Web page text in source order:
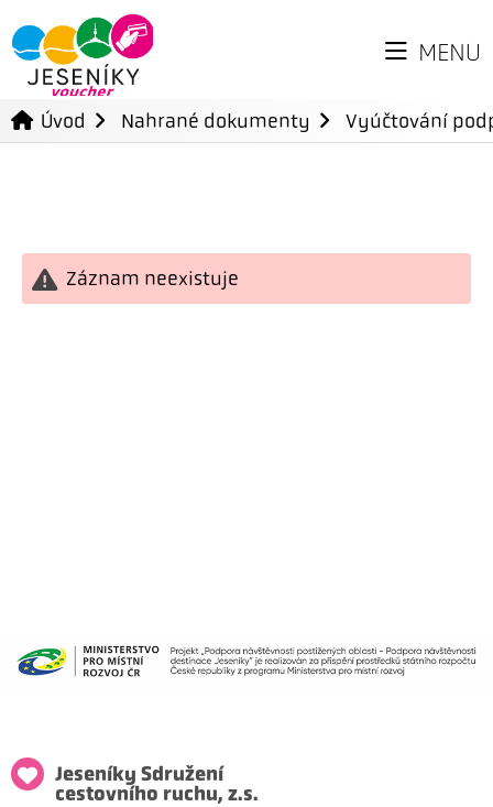
MENU
Úvod Nahrané dokumenty Vyúčtování
Záznam neexistuje
Jeseníky Sdružení
cestovního ruchu, z.s.